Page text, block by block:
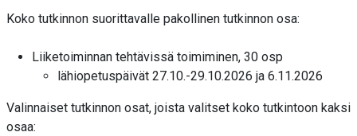
Koko tutkinnon suorittavalle pakollinen tutkinnon osa:
Liiketoiminnan tehtävissä toimiminen, 30 osp
lähiopetuspäivät 27.10.-29.10.2026 ja 6.11.2026
Valinnaiset tutkinnon osat, joista valitset koko tutkintoon kaksi
osaa: